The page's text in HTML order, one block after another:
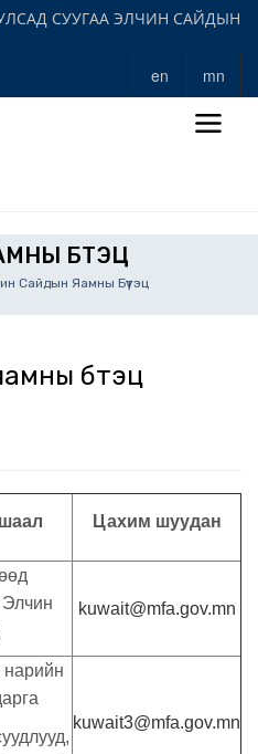
СУУГАА ЭЛЧИН САЙДЫН
en mn
БҮТЭЦ
Сайдын Яамны Бүтэц
бүтэц
Цахим шуудан
Элчин
kuwait@mfa.gov.mn
нарийн
kuwait3@mfa.gov.mn